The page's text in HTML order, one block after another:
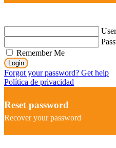
Remember Me
Login
Forgot your password? Get help
Política de privacidad
Reset password
Recover your password